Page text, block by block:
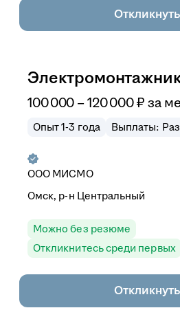
100 000 –120 000₽ за
Опыт 1-3 года Выплаты:
ООО МИСМО
Омск, р-н Центральный
Можно без резюме
Откликнитесь среди первых